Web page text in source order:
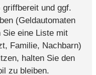
und ggf.
(Geldautomaten
Sie eine Liste mit
Familie, Nachbarn)
halten Sie den
zu bleiben.